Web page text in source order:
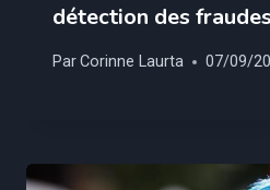
détection des
ParCorinne Laurta 07/09/